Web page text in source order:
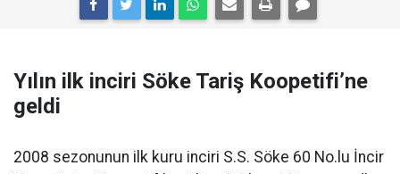
Yılın ilk inciri Söke Tariş Koopetifi’ne
geldi
2008 sezonunun ilk kuru inciri S.S. Söke 60 No.lu İncir